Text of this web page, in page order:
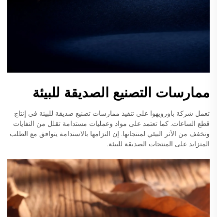
ممارسات التصنيع الصديقة للبيئة
تعمل شركة باورويهوا على تنفيذ ممارسات تصنيع صديقة للبيئة في إنتاج
قطع الساعات. كما تعتمد على مواد وعمليات مستدامة تقلل من النفايات
وتخفف من الأثر البيئي لمنتجاتها. إن التزامها بالاستدامة يتوافق مع الطلب
المتزايد على المنتجات الصديقة للبيئة.